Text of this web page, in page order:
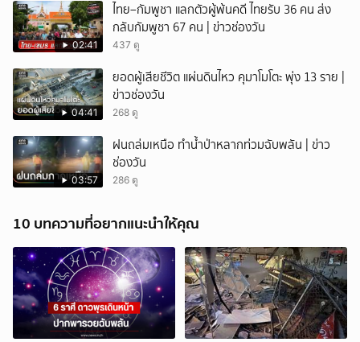
02:41
ไทย–กัมพูชา แลกตัวผู้พ้นคดี ไทยรับ 36 คน ส่ง
กลับกัมพูชา 67 คน | ข่าวช่องวัน
437 ดู
04:41
ยอดผู้เสียชีวิต แผ่นดินไหว คุมาโมโตะ พุ่ง 13 ราย |
ข่าวช่องวัน
268 ดู
03:57
ฝนถล่มเหนือ ทำน้ำป่าหลากท่วมฉับพลัน | ข่าว
ช่องวัน
286 ดู
10 บทความที่อยากแนะนำให้คุณ